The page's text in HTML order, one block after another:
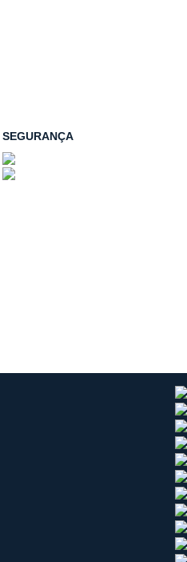
SEGURANÇA